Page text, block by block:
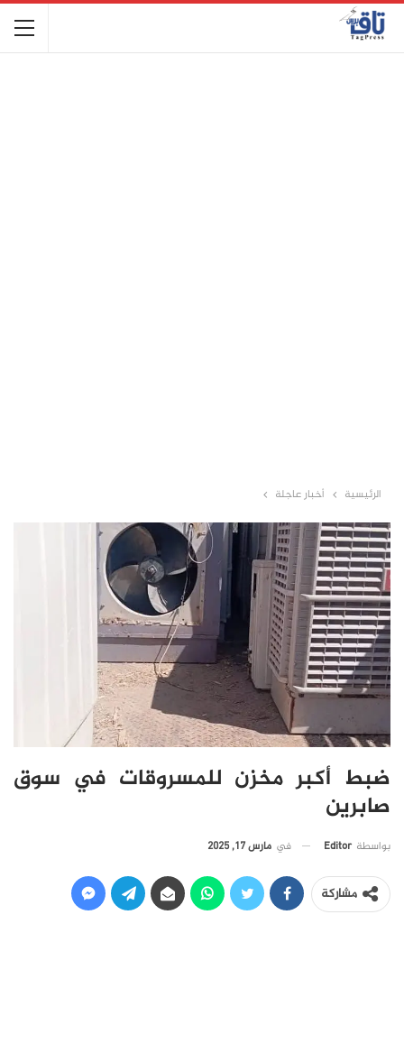
الرئيسية أخبار عاجلة
ضبط أكبر مخزن للمسروقات في سوق
صابرين
بواسطة Editor في مارس 17, 2025
مشاركة